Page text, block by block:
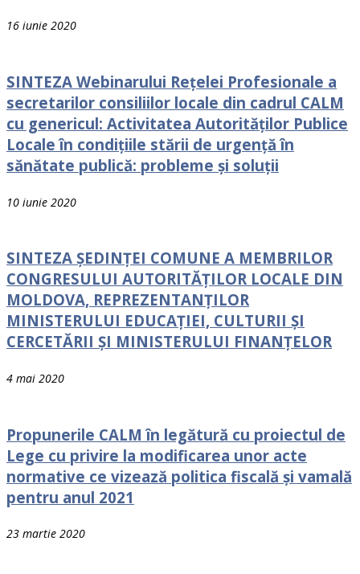
16 iunie 2020
SINTEZA Webinarului Rețelei Profesionale a
secretarilor consiliilor locale din cadrul CALM
cu genericul: Activitatea Autorităților Publice
Locale în condițiile stării de urgență în
sănătate publică: probleme și soluții
10 iunie 2020
SINTEZA ȘEDINȚEI COMUNE A MEMBRILOR
CONGRESULUI AUTORITĂȚILOR LOCALE DIN
MOLDOVA, REPREZENTANȚILOR
MINISTERULUI EDUCAȚIEI, CULTURII ȘI
CERCETĂRII ȘI MINISTERULUI FINANȚELOR
4 mai 2020
Propunerile CALM în legătură cu proiectul de
Lege cu privire la modificarea unor acte
normative ce vizează politica fiscală și vamală
pentru anul 2021
23 martie 2020